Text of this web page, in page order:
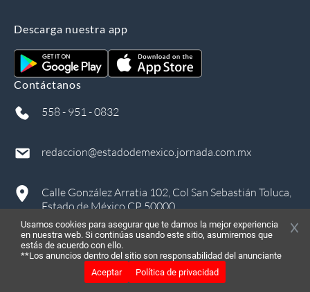
in
Descarga nuestra app
Contáctanos
558 - 951 - 0832
redaccion@estadodemexico.jornada.com.mx
Calle González Arratia 102, Col San Sebastián Toluca,
Estado de México CP 50000
2026, Todos los derechos reservados
Usamos cookies para asegurar que te damos la mejor experiencia
en nuestra web. Si continúas usando este sitio, asumiremos que
estás de acuerdo con ello.
**Los anuncios dentro del sitio son responsabilidad del anunciante
Aceptar
Política de privacidad